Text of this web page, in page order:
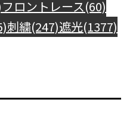
フロントレース(60)
刺繍(247)遮光(1377)